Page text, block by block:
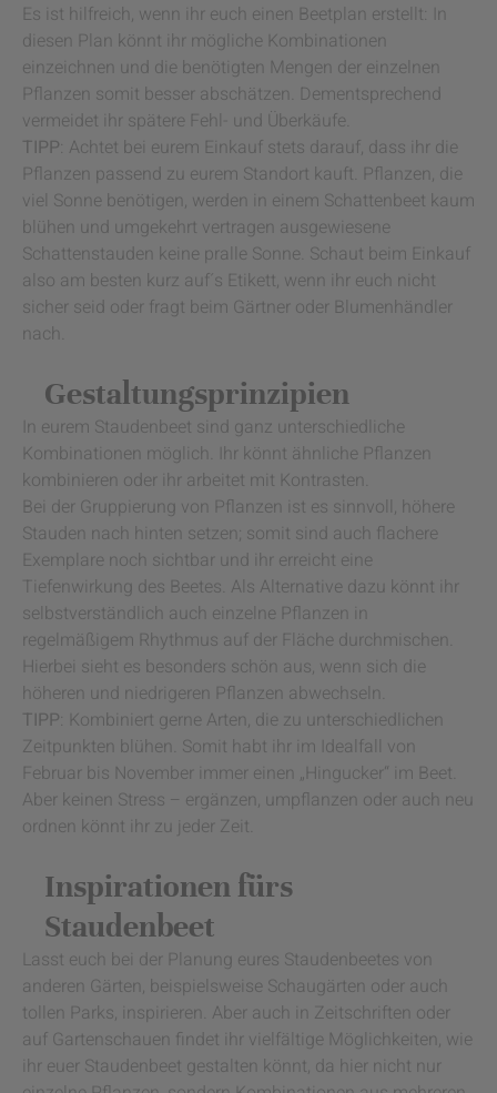
Es ist hilfreich, wenn ihr euch einen Beetplan erstellt: In
diesen Plan könnt ihr mögliche Kombinationen
einzeichnen und die benötigten Mengen der einzelnen
Pflanzen somit besser abschätzen. Dementsprechend
vermeidet ihr spätere Fehl- und Überkäufe.
TIPP: Achtet bei eurem Einkauf stets darauf, dass ihr die
Pflanzen passend zu eurem Standort kauft. Pflanzen, die
viel Sonne benötigen, werden in einem Schattenbeet kaum
blühen und umgekehrt vertragen ausgewiesene
Schattenstauden keine pralle Sonne. Schaut beim Einkauf
also am besten kurz auf´s Etikett, wenn ihr euch nicht
sicher seid oder fragt beim Gärtner oder Blumenhändler
nach.
Gestaltungsprinzipien
In eurem Staudenbeet sind ganz unterschiedliche
Kombinationen möglich. Ihr könnt ähnliche Pflanzen
kombinieren oder ihr arbeitet mit Kontrasten.
Bei der Gruppierung von Pflanzen ist es sinnvoll, höhere
Stauden nach hinten setzen; somit sind auch flachere
Exemplare noch sichtbar und ihr erreicht eine
Tiefenwirkung des Beetes. Als Alternative dazu könnt ihr
selbstverständlich auch einzelne Pflanzen in
regelmäßigem Rhythmus auf der Fläche durchmischen.
Hierbei sieht es besonders schön aus, wenn sich die
höheren und niedrigeren Pflanzen abwechseln.
TIPP: Kombiniert gerne Arten, die zu unterschiedlichen
Zeitpunkten blühen. Somit habt ihr im Idealfall von
Februar bis November immer einen „Hingucker“ im Beet.
Aber keinen Stress – ergänzen, umpflanzen oder auch neu
ordnen könnt ihr zu jeder Zeit.
Inspirationen fürs
Staudenbeet
Lasst euch bei der Planung eures Staudenbeetes von
anderen Gärten, beispielsweise Schaugärten oder auch
tollen Parks, inspirieren. Aber auch in Zeitschriften oder
auf Gartenschauen findet ihr vielfältige Möglichkeiten, wie
ihr euer Staudenbeet gestalten könnt, da hier nicht nur